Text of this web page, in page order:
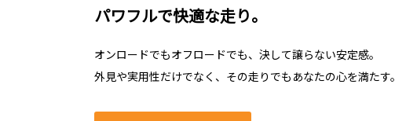
パワフルで快適な走り。
オンロードでもオフロードでも、決して譲らない安定感。
外見や実用性だけでなく、その走りでもあなたの心を満たす。